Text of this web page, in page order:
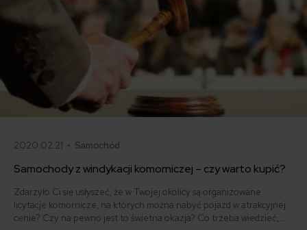
2020.02.21 • Samochód
Samochody z windykacji komorniczej – czy warto kupić?
Zdarzyło Ci się usłyszeć, że w Twojej okolicy są organizowane
licytacje komornicze, na których można nabyć pojazd w atrakcyjnej
cenie? Czy na pewno jest to świetna okazja? Co trzeba wiedzieć,